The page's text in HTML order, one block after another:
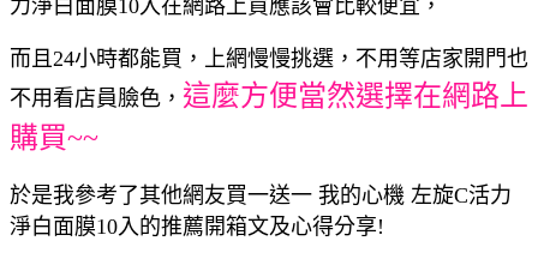
力淨白面膜10入在網路上買應該會比較便宜，
而且24小時都能買，上網慢慢挑選，不用等店家開門也
不用看店員臉色， 這麼方便當然選擇在網路上
購買~~
於是我參考了其他網友買一送一 我的心機 左旋C活力
淨白面膜10入的推薦開箱文及心得分享!